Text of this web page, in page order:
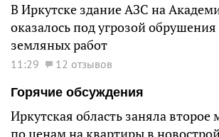
В Иркутске здание АЗС на
оказалось под угрозой
земляных работ
11:29
12 отзывов
Горячие обсуждения
Иркутская область заняла второе